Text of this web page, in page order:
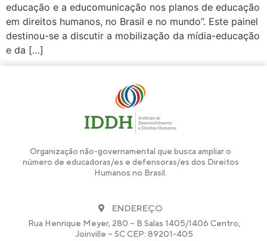
educação e a educomunicação nos planos de educação
em direitos humanos, no Brasil e no mundo”. Este painel
destinou-se a discutir a mobilização da mídia-educação
e da […]
Organização não-governamental que busca ampliar o
número de educadoras/es e defensoras/es dos Direitos
Humanos no Brasil.
ENDEREÇO
Rua Henrique Meyer, 280 – B Salas 1405/1406 Centro,
Joinville – SC CEP: 89201-405